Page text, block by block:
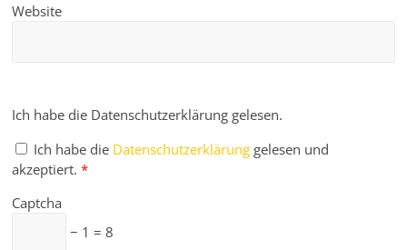
Website
Ich habe die Datenschutzerklärung gelesen.
Ich habe die Datenschutzerklärung gelesen und
akzeptiert. *
Captcha
− 1 = 8